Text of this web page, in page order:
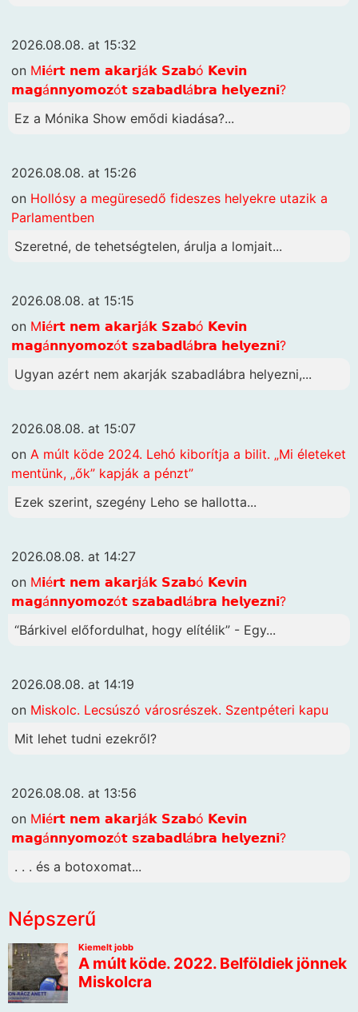
2026.08.08. at 15:32
on M𝗶é𝗿𝘁 𝗻𝗲𝗺 𝗮𝗸𝗮𝗿𝗷á𝗸 𝗦𝘇𝗮𝗯ó 𝗞𝗲𝘃𝗶𝗻
𝗺𝗮𝗴á𝗻𝗻𝘆𝗼𝗺𝗼𝘇ó𝘁 𝘀𝘇𝗮𝗯𝗮𝗱𝗹á𝗯𝗿𝗮 𝗵𝗲𝗹𝘆𝗲𝘇𝗻𝗶?
Ez a Mónika Show emődi kiadása?...
2026.08.08. at 15:26
on Hollósy a megüresedő fideszes helyekre utazik a
Parlamentben
Szeretné, de tehetségtelen, árulja a lomjait...
2026.08.08. at 15:15
on M𝗶é𝗿𝘁 𝗻𝗲𝗺 𝗮𝗸𝗮𝗿𝗷á𝗸 𝗦𝘇𝗮𝗯ó 𝗞𝗲𝘃𝗶𝗻
𝗺𝗮𝗴á𝗻𝗻𝘆𝗼𝗺𝗼𝘇ó𝘁 𝘀𝘇𝗮𝗯𝗮𝗱𝗹á𝗯𝗿𝗮 𝗵𝗲𝗹𝘆𝗲𝘇𝗻𝗶?
Ugyan azért nem akarják szabadlábra helyezni,...
2026.08.08. at 15:07
on A múlt köde 2024. Lehó kiborítja a bilit. „Mi életeket
mentünk, „ők” kapják a pénzt”
Ezek szerint, szegény Leho se hallotta...
2026.08.08. at 14:27
on M𝗶é𝗿𝘁 𝗻𝗲𝗺 𝗮𝗸𝗮𝗿𝗷á𝗸 𝗦𝘇𝗮𝗯ó 𝗞𝗲𝘃𝗶𝗻
𝗺𝗮𝗴á𝗻𝗻𝘆𝗼𝗺𝗼𝘇ó𝘁 𝘀𝘇𝗮𝗯𝗮𝗱𝗹á𝗯𝗿𝗮 𝗵𝗲𝗹𝘆𝗲𝘇𝗻𝗶?
“Bárkivel előfordulhat, hogy elítélik” - Egy...
2026.08.08. at 14:19
on Miskolc. Lecsúszó városrészek. Szentpéteri kapu
Mit lehet tudni ezekről?
2026.08.08. at 13:56
on M𝗶é𝗿𝘁 𝗻𝗲𝗺 𝗮𝗸𝗮𝗿𝗷á𝗸 𝗦𝘇𝗮𝗯ó 𝗞𝗲𝘃𝗶𝗻
𝗺𝗮𝗴á𝗻𝗻𝘆𝗼𝗺𝗼𝘇ó𝘁 𝘀𝘇𝗮𝗯𝗮𝗱𝗹á𝗯𝗿𝗮 𝗵𝗲𝗹𝘆𝗲𝘇𝗻𝗶?
. . . és a botoxomat...
Népszerű